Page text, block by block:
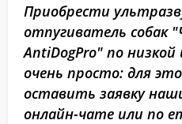
Приобрести
отпугиватель собак
AntiDogPro" по низкой
очень просто: для
оставить заявку
онлайн-чате или по